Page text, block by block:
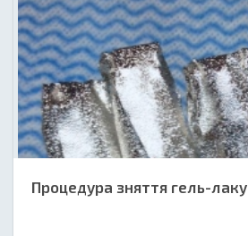
Процедура зняття гель-лаку